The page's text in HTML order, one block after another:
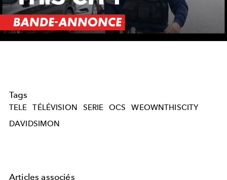
Video
Tags
TELE TÉLÉVISION SERIE OCS
WEOWNTHISCITY
DAVIDSIMON
Articles associés